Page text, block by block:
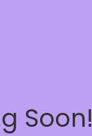
Soon!